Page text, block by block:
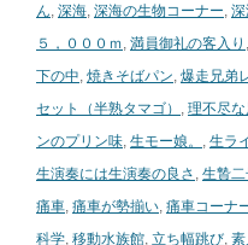
ん, 深海, 深海の生物コーナー, 深
５，０００ｍ, 満員御礼の客入り ,
下の中, 焼きそばパン, 爆走兄弟
セット（半熟タマゴ） , 理不尽
ンのプリン味, 生モー娘。 , 生ラ
生演奏には生演奏の良さ , 生贄
痛車, 痛車が勢揃い, 痛車コーナ
科学, 移動水族館, 立ち幅跳び, 素